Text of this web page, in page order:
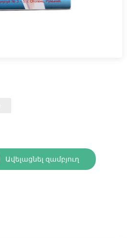
Ավելացնել զամբյուղ